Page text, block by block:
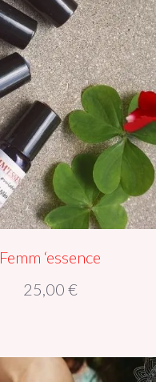
Femm ‘essence
25,00 €